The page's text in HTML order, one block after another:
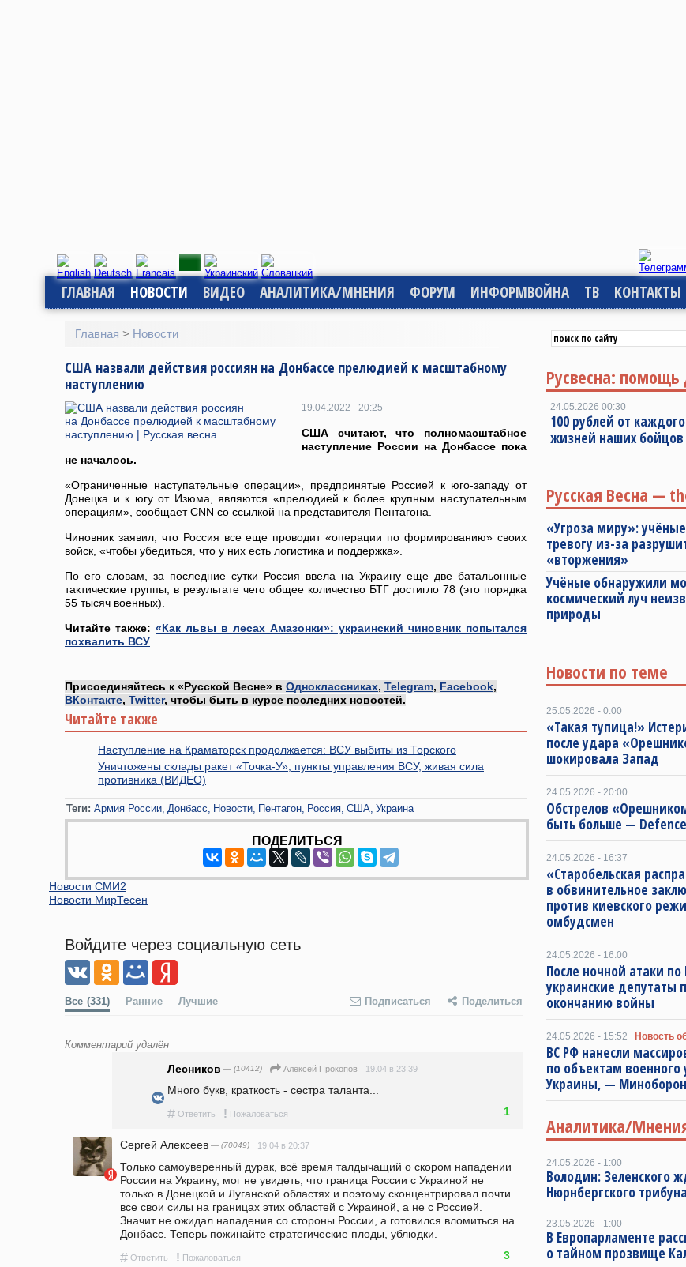
ГЛАВНАЯ НОВОСТИ ВИДЕО АНАЛИТИКА/МНЕНИЯ ФОРУМ ИНФОРМВОЙНА ТВ КОНТАКТЫ
Главная > Новости
США назвали действия россиян на Донбассе прелюдией к масштабному
наступлению
19.04.2022 - 20:25
США считают, что полномасштабное
наступление России на Донбассе пока
не началось.
«Ограниченные наступательные операции», предпринятые Россией к юго-западу от
Донецка и к югу от Изюма, являются «прелюдией к более крупным наступательным
операциям», сообщает CNN со ссылкой на представителя Пентагона.
Чиновник заявил, что Россия все еще проводит «операции по формированию» своих
войск, «чтобы убедиться, что у них есть логистика и поддержка».
По его словам, за последние сутки Россия ввела на Украину еще две батальонные
тактические группы, в результате чего общее количество БТГ достигло 78 (это порядка
55 тысяч военных).
Читайте также: «Как львы в лесах Амазонки»: украинский чиновник попытался
похвалить ВСУ
Присоединяйтесь к «Русской Весне» в Одноклассниках, Telegram, Facebook,
ВКонтакте, Twitter, чтобы быть в курсе последних новостей.
Читайте также
Наступление на Краматорск продолжается: ВСУ выбиты из Торского
Уничтожены склады ракет «Точка-У», пункты управления ВСУ, живая сила
противника (ВИДЕО)
Теги: Армия России Донбасс Новости Пентагон Россия США Украина
ПОДЕЛИТЬСЯ
Новости СМИ2
Новости МирТесен
Войдите через социальную сеть
Все (331) Ранние Лучшие Подписаться Поделиться
Комментарий удалён
Лесников — (10412) Алексей Прокопов 19.04 в 23:39
Много букв, краткость - сестра таланта...
# Ответить ! Пожаловаться 1
Сергей Алексеев — (70049) 19.04 в 20:37
Только самоуверенный дурак, всё время талдычащий о скором нападении
России на Украину, мог не увидеть, что граница России с Украиной не
только в Донецкой и Луганской областях и поэтому сконцентрировал почти
все свои силы на границах этих областей с Украиной, а не с Россией.
Значит не ожидал нападения со стороны России, а готовился вломиться на
Донбасс. Теперь пожинайте стратегические плоды, ублюдки.
# Ответить ! Пожаловаться 3
Русвесна: помощь
24.05.2026 00:30
100 рублей от
жизней наших
Русская Весна —
«Угроза миру»:
тревогу из-за
«вторжения»
Учёные обнаружили
космический луч
природы
Новости по теме
25.05.2026 - 0:00
«Такая тупица!»
после удара
шокировала Запад
24.05.2026 - 20:00
Обстрелов
быть больше — Defence
24.05.2026 - 16:37
«Старобельская
в обвинительное
против киевского
омбудсмен
24.05.2026 - 16:00
После ночной атаки по
украинские депутаты
окончанию войны
24.05.2026 - 15:52 Новость
ВС РФ нанесли
по объектам военного
Украины, —
Аналитика/
24.05.2026 - 1:00
Володин: Зеленского
Нюрнбергского
23.05.2026 - 1:00
В Европарламенте
о тайном прозвище